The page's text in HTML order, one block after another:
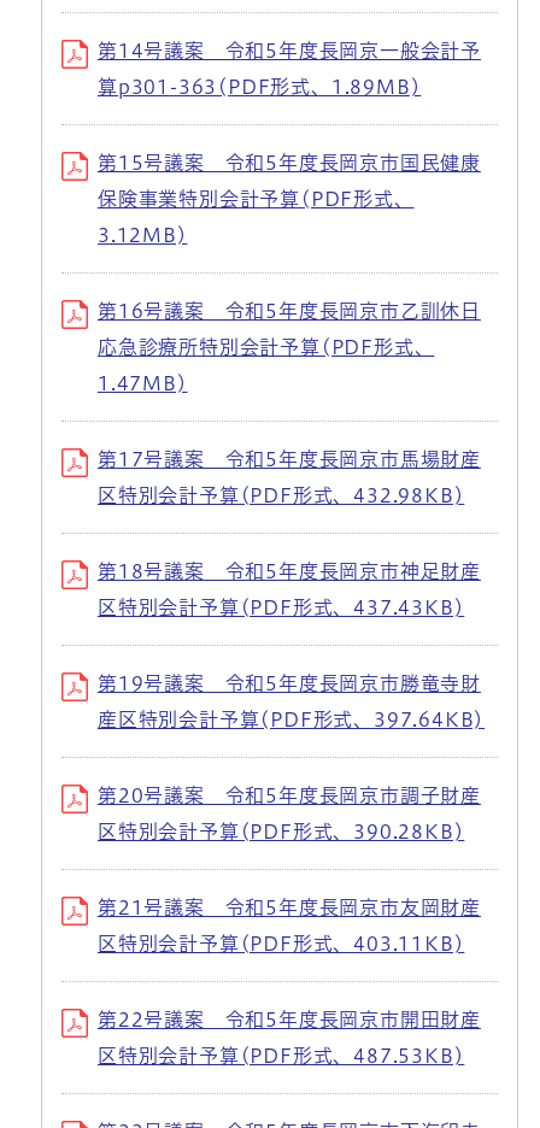
第14号議案 令和5年度長岡京一般会計予
算p301-363(PDF形式、1.89MB)
第15号議案 令和5年度長岡京市国民健康
保険事業特別会計予算(PDF形式、
3.12MB)
第16号議案 令和5年度長岡京市乙訓休日
応急診療所特別会計予算(PDF形式、
1.47MB)
第17号議案 令和5年度長岡京市馬場財産
区特別会計予算(PDF形式、432.98KB)
第18号議案 令和5年度長岡京市神足財産
区特別会計予算(PDF形式、437.43KB)
第19号議案 令和5年度長岡京市勝竜寺財
産区特別会計予算(PDF形式、397.64KB)
第20号議案 令和5年度長岡京市調子財産
区特別会計予算(PDF形式、390.28KB)
第21号議案 令和5年度長岡京市友岡財産
区特別会計予算(PDF形式、403.11KB)
第22号議案 令和5年度長岡京市開田財産
区特別会計予算(PDF形式、487.53KB)